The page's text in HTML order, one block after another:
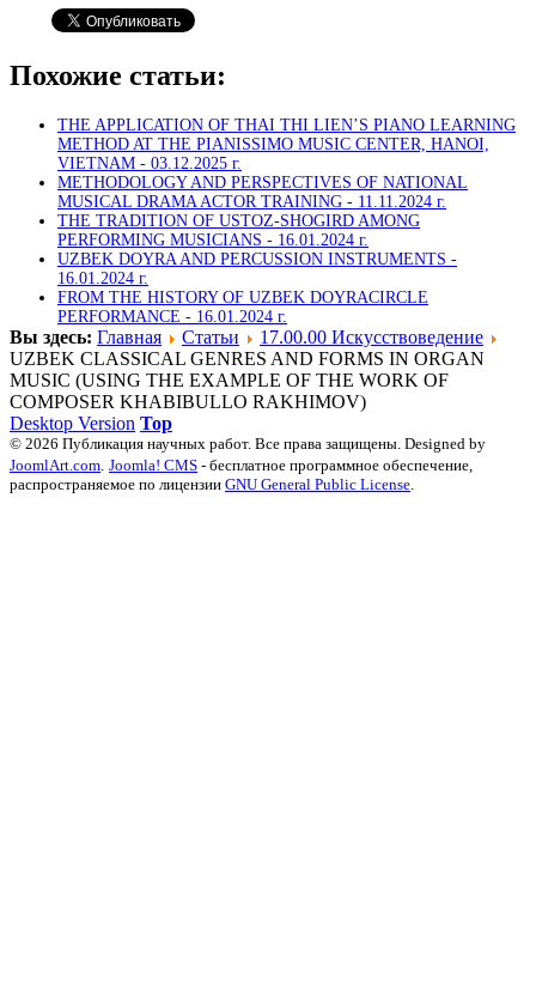
Похожие статьи:
THE APPLICATION OF THAI THI LIEN’S PIANO LEARNING
METHOD AT THE PIANISSIMO MUSIC CENTER, HANOI,
VIETNAM - 03.12.2025 г.
METHODOLOGY AND PERSPECTIVES OF NATIONAL
MUSICAL DRAMA ACTOR TRAINING - 11.11.2024 г.
THE TRADITION OF USTOZ-SHOGIRD AMONG
PERFORMING MUSICIANS - 16.01.2024 г.
UZBEK DOYRA AND PERCUSSION INSTRUMENTS -
16.01.2024 г.
FROM THE HISTORY OF UZBEK DOYRACIRCLE
PERFORMANCE - 16.01.2024 г.
Вы здесь: Главная Статьи
17.00.00 Искусствоведение
UZBEK CLASSICAL GENRES AND FORMS IN ORGAN
MUSIC (USING THE EXAMPLE OF THE WORK OF
COMPOSER KHABIBULLO RAKHIMOV)
Desktop Version Top
© 2026 Публикация научных работ. Все права защищены. Designed by
JoomlArt.com. Joomla! CMS - бесплатное программное обеспечение,
распространяемое по лицензии GNU General Public License.